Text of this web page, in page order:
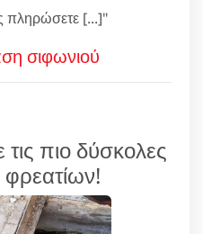
πληρώσετε [...]"
σιφωνιού
πιο δύσκολες